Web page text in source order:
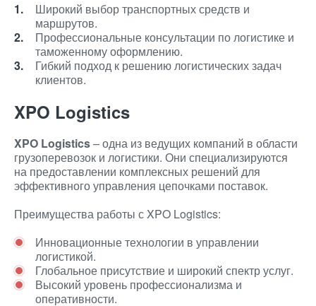
Широкий выбор транспортных средств и
маршрутов.
Профессиональные консультации по логистике и
таможенному оформлению.
Гибкий подход к решению логистических задач
клиентов.
XPO Logistics
XPO Logistics– одна из ведущих компаний в области
грузоперевозок и логистики. Они специализируются
на предоставлении комплексных решений для
эффективного управления цепочками поставок.
Преимущества работы с XPO Logistics:
Инновационные технологии в управлении
логистикой.
Глобальное присутствие и широкий спектр услуг.
Высокий уровень профессионализма и
оперативности.